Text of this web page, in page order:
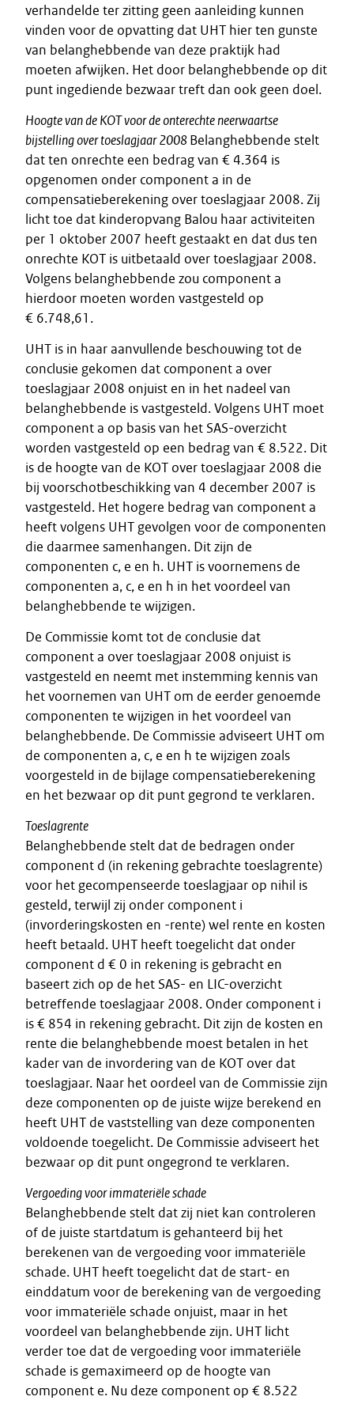
verhandelde ter zitting geen aanleiding kunnen
vinden voor de opvatting dat UHT hier ten gunste
van belanghebbende van deze praktijk had
moeten afwijken. Het door belanghebbende op dit
punt ingediende bezwaar treft dan ook geen doel.
Hoogte van de KOT voor de onterechte neerwaartse
bijstelling over toeslagjaar 2008Belanghebbende stelt
dat ten onrechte een bedrag van € 4.364 is
opgenomen onder component a in de
compensatieberekening over toeslagjaar 2008. Zij
licht toe dat kinderopvang Balou haar activiteiten
per 1 oktober 2007 heeft gestaakt en dat dus ten
onrechte KOT is uitbetaald over toeslagjaar 2008.
Volgens belanghebbende zou component a
hierdoor moeten worden vastgesteld op
€ 6.748,61.
UHT is in haar aanvullende beschouwing tot de
conclusie gekomen dat component a over
toeslagjaar 2008 onjuist en in het nadeel van
belanghebbende is vastgesteld. Volgens UHT moet
component a op basis van het SAS-overzicht
worden vastgesteld op een bedrag van € 8.522. Dit
is de hoogte van de KOT over toeslagjaar 2008 die
bij voorschotbeschikking van 4 december 2007 is
vastgesteld. Het hogere bedrag van component a
heeft volgens UHT gevolgen voor de componenten
die daarmee samenhangen. Dit zijn de
componenten c, e en h. UHT is voornemens de
componenten a, c, e en h in het voordeel van
belanghebbende te wijzigen.
De Commissie komt tot de conclusie dat
component a over toeslagjaar 2008 onjuist is
vastgesteld en neemt met instemming kennis van
het voornemen van UHT om de eerder genoemde
componenten te wijzigen in het voordeel van
belanghebbende. De Commissie adviseert UHT om
de componenten a, c, e en h te wijzigen zoals
voorgesteld in de bijlage compensatieberekening
en het bezwaar op dit punt gegrond te verklaren.
Toeslagrente
Belanghebbende stelt dat de bedragen onder
component d (in rekening gebrachte toeslagrente)
voor het gecompenseerde toeslagjaar op nihil is
gesteld, terwijl zij onder component i
(invorderingskosten en -rente) wel rente en kosten
heeft betaald. UHT heeft toegelicht dat onder
component d € 0 in rekening is gebracht en
baseert zich op de het SAS- en LIC-overzicht
betreffende toeslagjaar 2008. Onder component i
is € 854 in rekening gebracht. Dit zijn de kosten en
rente die belanghebbende moest betalen in het
kader van de invordering van de KOT over dat
toeslagjaar. Naar het oordeel van de Commissie zijn
deze componenten op de juiste wijze berekend en
heeft UHT de vaststelling van deze componenten
voldoende toegelicht. De Commissie adviseert het
bezwaar op dit punt ongegrond te verklaren.
Vergoeding voor immateriële schade
Belanghebbende stelt dat zij niet kan controleren
of de juiste startdatum is gehanteerd bij het
berekenen van de vergoeding voor immateriële
schade. UHT heeft toegelicht dat de start- en
einddatum voor de berekening van de vergoeding
voor immateriële schade onjuist, maar in het
voordeel van belanghebbende zijn. UHT licht
verder toe dat de vergoeding voor immateriële
schade is gemaximeerd op de hoogte van
component e. Nu deze component op € 8.522